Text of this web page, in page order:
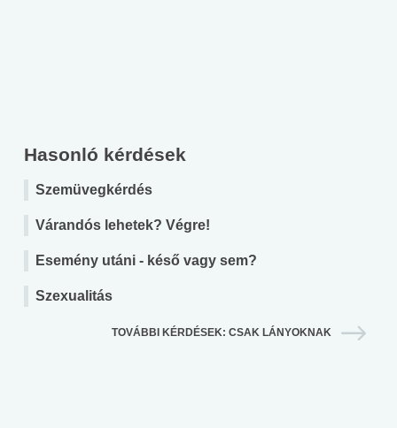
Hasonló kérdések
Szemüvegkérdés
Várandós lehetek? Végre!
Esemény utáni - késő vagy sem?
Szexualitás
TOVÁBBI KÉRDÉSEK: CSAK LÁNYOKNAK